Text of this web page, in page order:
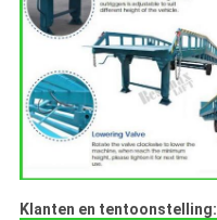
Klanten en tentoonstelling: